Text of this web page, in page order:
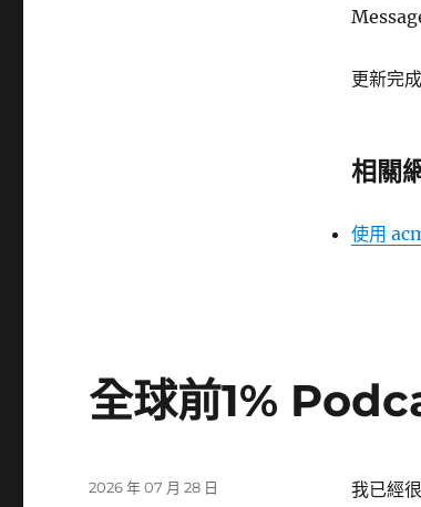
更新完
相關
使用
全球前1%
我已經
發
2026 年 07 月 28 日